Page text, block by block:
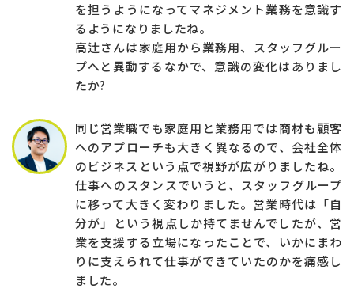
を担うようになってマネジメント業務を意識す
るようになりましたね。
高辻さんは家庭用から業務用、スタッフグルー
プへと異動するなかで、意識の変化はありまし
たか?
同じ営業職でも家庭用と業務用では商材も顧客
へのアプローチも大きく異なるので、会社全体
のビジネスという点で視野が広がりましたね。
仕事へのスタンスでいうと、スタッフグループ
に移って大きく変わりました。営業時代は「自
分が」という視点しか持てませんでしたが、営
業を支援する立場になったことで、いかにまわ
りに支えられて仕事ができていたのかを痛感し
ました。